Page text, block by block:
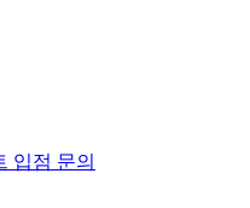
입점 문의